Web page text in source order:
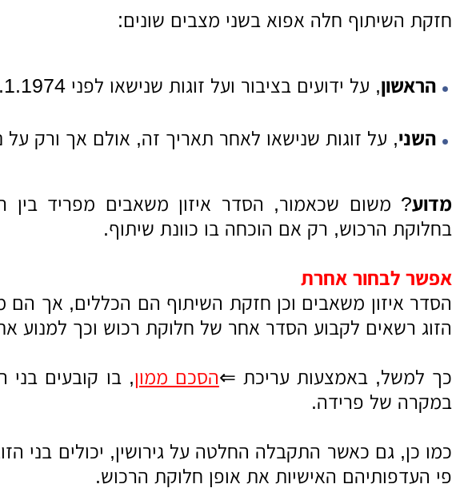
חזקת השיתוף חלה אפוא בשני מצבים שונים:
הראשון, על ידועים בציבור ועל זוגות שנישאו לפני 1.1.1974 על כלל נכסיהם.
השני, על זוגות שנישאו לאחר תאריך זה, אולם אך ורק על
מדוע? משום שכאמור, הסדר איזון משאבים מפריד בין
בחלוקת הרכוש, רק אם הוכחה בו כוונת שיתוף.
אפשר לבחור אחרת
הסדר איזון משאבים וכן חזקת השיתוף הם הכללים, אך
הזוג רשאים לקבוע הסדר אחר של חלוקת רכוש וכך למנוע
כך למשל, באמצעות עריכת ⇐הסכם ממון, בו קובעים בני
במקרה של פרידה.
כמו כן, גם כאשר התקבלה החלטה על גירושין, יכולים בני
פי העדפותיהם האישיות את אופן חלוקת הרכוש.